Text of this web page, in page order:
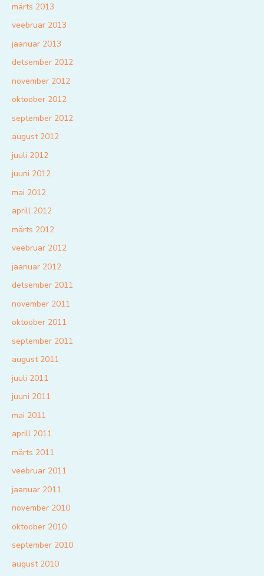
märts 2013
veebruar 2013
jaanuar 2013
detsember 2012
november 2012
oktoober 2012
september 2012
august 2012
juuli 2012
juuni 2012
mai 2012
aprill 2012
märts 2012
veebruar 2012
jaanuar 2012
detsember 2011
november 2011
oktoober 2011
september 2011
august 2011
juuli 2011
juuni 2011
mai 2011
aprill 2011
märts 2011
veebruar 2011
jaanuar 2011
november 2010
oktoober 2010
september 2010
august 2010